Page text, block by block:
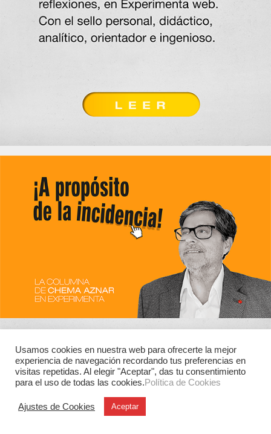
Usamos cookies en nuestra web para ofrecerte la mejor
experiencia de navegación recordando tus preferencias en
visitas repetidas. Al elegir "Aceptar", das tu consentimiento
para el uso de todas las cookies.Política de Cookies
Ajustes de Cookies Aceptar